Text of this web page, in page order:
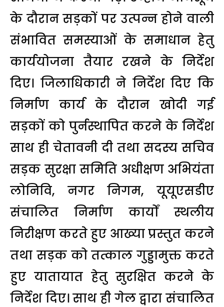
के दौरान सड़कों पर उत्पन्न होने वाली
संभावित समस्याओं के समाधान हेतु
कार्ययोजना तैयार रखने के निर्देश
दिए। जिलाधिकारी ने निर्देश दिए कि
निर्माण कार्य के दौरान खोदी गई
सड़कों को पुर्नस्थापित करने के निर्देश
साथ ही चेतावनी दी तथा सदस्य सचिव
सड़क सुरक्षा समिति अधीक्षण अभियंता
लोनिवि, नगर निगम, यूयूएसडीए
संचालित निर्माण कार्यों स्थलीय
निरीक्षण करते हुए आख्या प्रस्तुत करने
तथा सड़क को तत्काल गुड्डामुक्त करते
हुए यातायात हेतु सुरक्षित करने के
निर्देश दिए। साथ ही गेल द्वारा संचालित